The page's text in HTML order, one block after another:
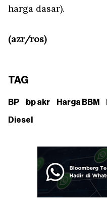
harga dasar).
(azr/ros)
TAG
BP bp akr Harga BBM
Diesel